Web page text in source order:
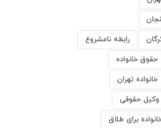
رابطه نامشروع
حقوق خانواده
تهران
وکیل حقوقی
برای طلاق